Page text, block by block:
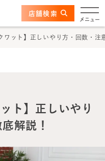
本文へ
メニュー
店舗検索
ワット】正しいやり方・回数・注
ト】正しいやり
解説！